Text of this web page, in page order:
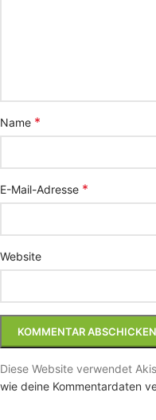
Name *
E-Mail-Adresse *
Website
Diese Website verwendet
wie deine Kommentardaten